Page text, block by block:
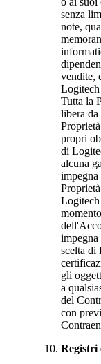
senza
note,
vendite,
Logitech
Tutta la
libera
propri
di
alcuna
impegna
Logitech
impegna
scelta di
gli
a
del
con
Registri